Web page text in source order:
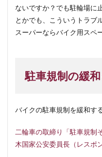
ないですか？でも駐輪場に
とかでも、こういうトラブ
スーパーならバイク用スペ
駐車規制の緩和
バイクの駐車規制を緩和す
二輪車の取締り「駐車規
木国家公安委員長（レスポ